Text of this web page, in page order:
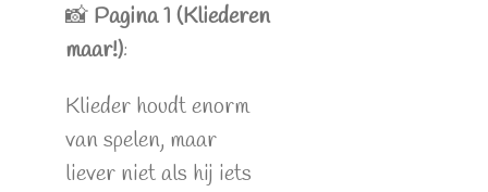
📸 Pagina 1 (Kliederen
maar!):
Klieder houdt enorm
van spelen, maar
liever niet als hij iets